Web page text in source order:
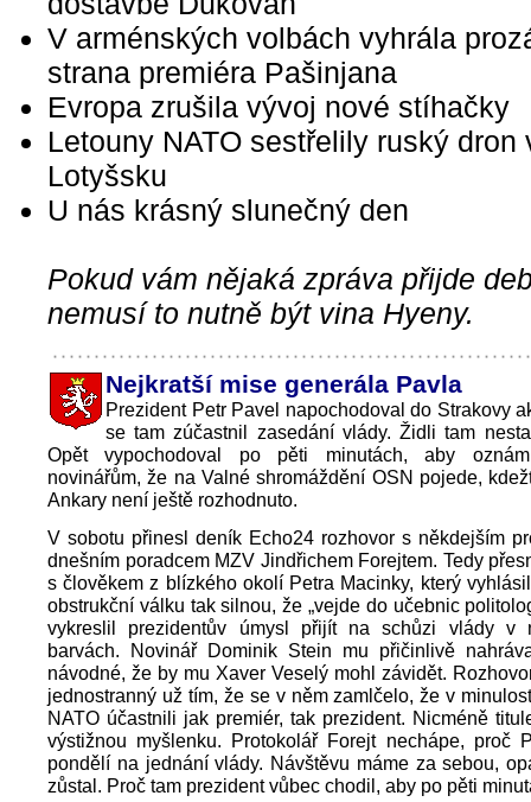
V arménských volbách vyhrála
strana premiéra Pašinjana
Evropa zrušila vývoj nové stíhačky
Letouny NATO sestřelily ruský dron
Lotyšsku
U nás krásný slunečný den
Pokud vám nějaká zpráva přijde
nemusí to nutně být vina Hyeny.
Nejkratší mise generála Pavla
Prezident Petr Pavel napochodoval do Strakovy
se tam zúčastnil zasedání vlády. Židli tam
Opět vypochodoval po pěti minutách, aby
novinářům, že na Valné shromáždění OSN pojede,
Ankary není ještě rozhodnuto.
V sobotu přinesl deník Echo24 rozhovor s někdejším
dnešním poradcem MZV Jindřichem Forejtem. Tedy
s člověkem z blízkého okolí Petra Macinky, který
obstrukční válku tak silnou, že „vejde do učebnic
vykreslil prezidentův úmysl přijít na schůzi vlády v
barvách. Novinář Dominik Stein mu přičinlivě
návodné, že by mu Xaver Veselý mohl závidět.
jednostranný už tím, že se v něm zamlčelo, že v
NATO účastnili jak premiér, tak prezident. Nicméně
výstižnou myšlenku. Protokolář Forejt nechápe, proč
pondělí na jednání vlády. Návštěvu máme za sebou,
zůstal. Proč tam prezident vůbec chodil, aby po pěti